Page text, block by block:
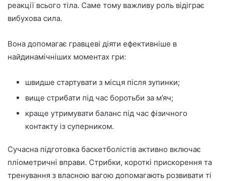
реакції всього тіла. Саме тому важливу роль відіграє
вибухова сила.
Вона допомагає гравцеві діяти ефективніше в
найдинамічніших моментах гри:
швидше стартувати з місця після зупинки;
вище стрибати під час боротьби за м’яч;
краще утримувати баланс під час фізичного
контакту із суперником.
Сучасна підготовка баскетболістів активно включає
пліометричні вправи. Стрибки, короткі прискорення та
тренування з власною вагою допомагають розвивати ті